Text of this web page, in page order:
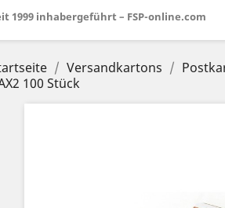
1999 inhabergeführt – FSP-online.com
Versandkartons
100 Stück